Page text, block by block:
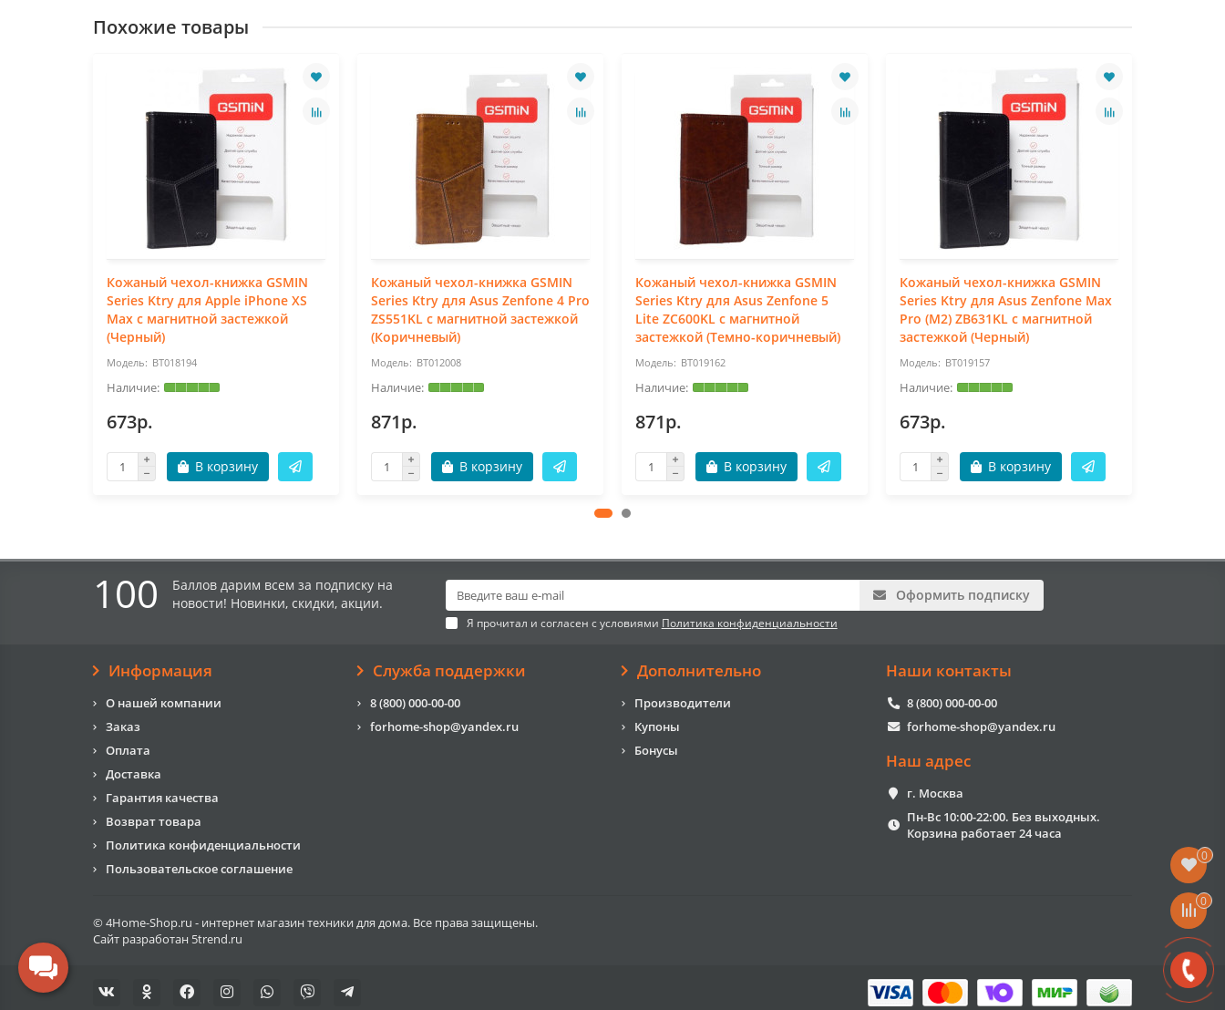
Похожие товары
Кожаный чехол-книжка GSMIN
Series Ktry для Apple iPhone XS
Max с магнитной застежкой
(Черный)
BT018194
673р.
В корзину
Кожаный чехол-книжка GSMIN
Series Ktry для Asus Zenfone 4 Pro
ZS551KL с магнитной застежкой
(Коричневый)
BT012008
871р.
В корзину
Кожаный чехол-книжка GSMIN
Series Ktry для Asus Zenfone 5
Lite ZC600KL с магнитной
застежкой (Темно-коричневый)
BT019162
871р.
В корзину
Кожаный чехол-книжка GSMIN
Series Ktry для Asus Zenfone Max
Pro (M2) ZB631KL с магнитной
застежкой (Черный)
BT019157
673р.
В корзину
100
Баллов дарим всем за подписку на
новости! Новинки, скидки, акции.
Оформить подписку
Я прочитал и согласен с условиями Политика конфиденциальности
Информация
О нашей компании
Заказ
Оплата
Доставка
Гарантия качества
Возврат товара
Политика конфиденциальности
Пользовательское соглашение
Служба поддержки
8 (800) 000-00-00
forhome-shop@yandex.ru
Дополнительно
Производители
Купоны
Бонусы
Наши контакты
8 (800) 000-00-00
forhome-shop@yandex.ru
Наш адрес
г. Москва
Пн-Вс 10:00-22:00. Без выходных.
Корзина работает 24 часа
© 4Home-Shop.ru - интернет магазин техники для дома. Все права защищены.
Сайт разработан 5trend.ru
0
0